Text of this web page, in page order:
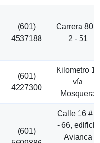
(601)
4537188
Carrera 80 #
2 - 51
(601)
4227300
Kilometro 14
vía
Mosquera
(601)
Calle 16 # 6
- 66, edificio
Avianca